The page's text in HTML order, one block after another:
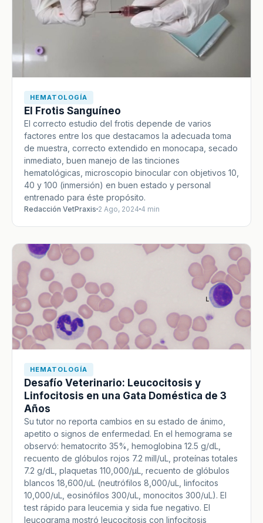
HEMATOLOGÍA
El Frotis Sanguíneo
El correcto estudio del frotis depende de varios
factores entre los que destacamos la adecuada toma
de muestra, correcto extendido en monocapa, secado
inmediato, buen manejo de las tinciones
hematológicas, microscopio binocular con objetivos 10,
40 y 100 (inmersión) en buen estado y personal
entrenado para éste propósito.
Redacción VetPraxis 2 Ago, 2024 4 min
HEMATOLOGÍA
Desafío Veterinario: Leucocitosis y
Linfocitosis en una Gata Doméstica de 3
Años
Su tutor no reporta cambios en su estado de ánimo,
apetito o signos de enfermedad. En el hemograma se
observó: hematocrito 35%, hemoglobina 12.5 g/dL,
recuento de glóbulos rojos 7.2 mill/uL, proteínas totales
7.2 g/dL, plaquetas 110,000/µL, recuento de glóbulos
blancos 18,600/uL (neutrófilos 8,000/uL, linfocitos
10,000/uL, eosinófilos 300/uL, monocitos 300/uL). El
test rápido para leucemia y sida fue negativo. El
leucograma mostró leucocitosis con linfocitosis